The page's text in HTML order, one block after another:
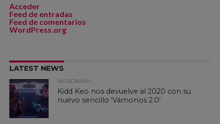
Acceder
Feed de entradas
Feed de comentarios
WordPress.org
LATEST NEWS
MUSICMANÍA
Kidd Keo nos devuelve al 2020 con su
nuevo sencillo ‘Vámonos 2.0’